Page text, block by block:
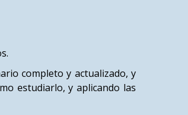
completo y actualizado, y
estudiarlo, y aplicando las